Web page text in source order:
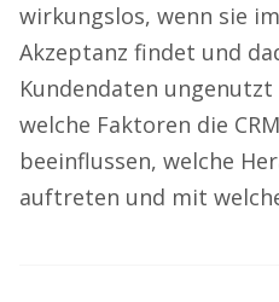
wirkungslos, wenn sie
Akzeptanz findet und
Kundendaten
welche Faktoren die
beeinflussen, welche
auftreten und mit